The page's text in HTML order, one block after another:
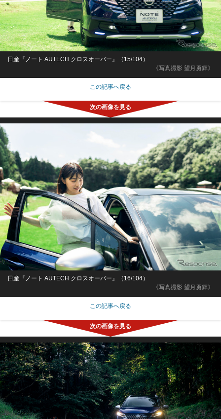
《写真撮影 望月勇輝》
日産『ノート AUTECH クロスオーバー』（15/104）
この記事へ戻る
《写真撮影 望月勇輝》
日産『ノート AUTECH クロスオーバー』（16/104）
この記事へ戻る